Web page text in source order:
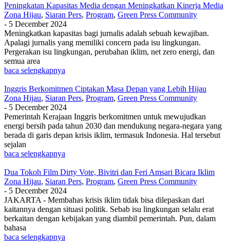
Peningkatan Kapasitas Media dengan Meningkatkan Kinerja Media
Zona Hijau, Siaran Pers, Program, Green Press Community
- 5 December 2024
Meningkatkan kapasitas bagi jurnalis adalah sebuah kewajiban.
Apalagi jurnalis yang memiliki concern pada isu lingkungan.
Pergerakan isu lingkungan, perubahan iklim, net zero energi, dan
semua area
baca selengkapnya
Inggris Berkomitmen Ciptakan Masa Depan yang Lebih Hijau
Zona Hijau, Siaran Pers, Program, Green Press Community
- 5 December 2024
Pemerintah Kerajaan Inggris berkomitmen untuk mewujudkan
energi bersih pada tahun 2030 dan mendukung negara-negara yang
berada di garis depan krisis iklim, termasuk Indonesia. Hal tersebut
sejalan
baca selengkapnya
Dua Tokoh Film Dirty Vote, Bivitri dan Feri Amsari Bicara Iklim
Zona Hijau, Siaran Pers, Program, Green Press Community
- 5 December 2024
JAKARTA - Membahas krisis iklim tidak bisa dilepaskan dari
kaitannya dengan situasi politik. Sebab isu lingkungan selalu erat
berkaitan dengan kebijakan yang diambil pemerintah. Pun, dalam
bahasa
baca selengkapnya